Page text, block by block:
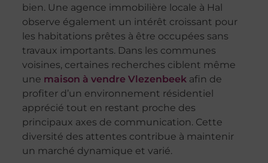
bien. Une agence immobilière locale à Hal
observe également un intérêt croissant pour
les habitations prêtes à être occupées sans
travaux importants. Dans les communes
voisines, certaines recherches ciblent même
une maison à vendre Vlezenbeekafin de
profiter d’un environnement résidentiel
apprécié tout en restant proche des
principaux axes de communication. Cette
diversité des attentes contribue à maintenir
un marché dynamique et varié.